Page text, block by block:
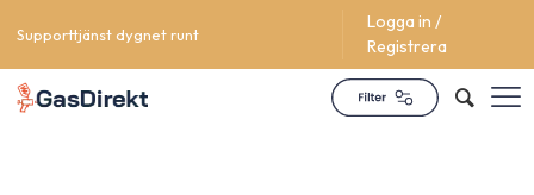
Supporttjänst dygnet runt
Logga in /
Registrera